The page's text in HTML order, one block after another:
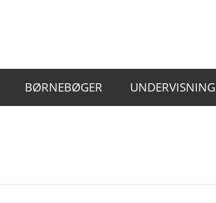
BØRNEBØGER UNDERVISNING